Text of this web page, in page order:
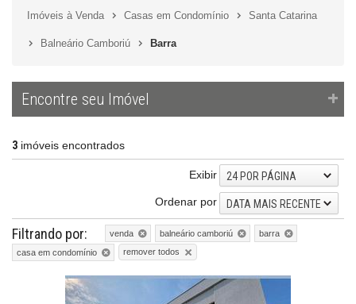
Imóveis à Venda Casas em Condomínio Santa Catarina
Balneário Camboriú Barra
Encontre seu Imóvel
3 imóveis encontrados
Exibir
24 POR PÁGINA
Ordenar por
DATA MAIS RECENTE
Filtrando por: venda balneário camboriú
barra
casa em condomínio
remover todos